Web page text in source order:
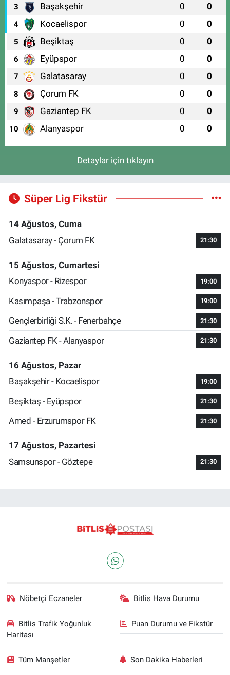
3 Başakşehir 0 0
4 Kocaelispor 0 0
5 Beşiktaş 0 0
6 Eyüpspor 0 0
7 Galatasaray 0 0
8 Çorum FK 0 0
9 Gaziantep FK 0 0
10 Alanyaspor 0 0
Detaylar için tıklayın
Süper Lig Fikstür
14 Ağustos, Cuma
Galatasaray - Çorum FK
21:30
15 Ağustos, Cumartesi
Konyaspor - Rizespor
19:00
Kasımpaşa - Trabzonspor 19:00
Gençlerbirliği S.K. - Fenerbahçe 21:30
Gaziantep FK - Alanyaspor 21:30
16 Ağustos, Pazar
Başakşehir - Kocaelispor
19:00
Beşiktaş - Eyüpspor 21:30
Amed - Erzurumspor FK 21:30
17 Ağustos, Pazartesi
Samsunspor - Göztepe
21:30
Nöbetçi Eczaneler Bitlis Hava Durumu
Bitlis Trafik Yoğunluk
Haritası
Puan Durumu ve Fikstür
Tüm Manşetler Son Dakika Haberleri